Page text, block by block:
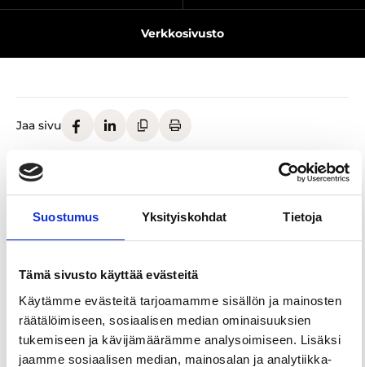
Suostumus Yksityiskohdat Tietoja
Tämä sivusto käyttää evästeitä
Käytämme evästeitä tarjoamamme sisällön ja mainosten
räätälöimiseen, sosiaalisen median ominaisuuksien
tukemiseen ja kävijämäärämme analysoimiseen. Lisäksi
jaamme sosiaalisen median, mainosalan ja analytiikka-
Verkkosivusto
Jaa sivu
Vintageviidakko on Sastamalassa sijaitseva
sisustusesineitä, designia, lasia, kuten Toikkaa,
keramiikkaa, leluja sekä muuta keräilytavaraa.
sekä sosiaalisen median kanavissamme. Olemme
avoinna myös sopimuksen mukaan, eli soita tai
laita viestiä, jos haluat piipahtaa.